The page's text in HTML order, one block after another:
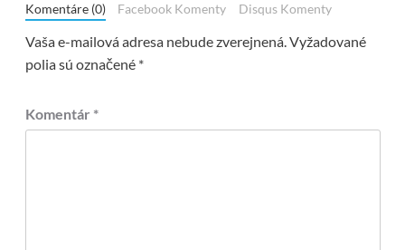
Komentáre (0) Facebook Komenty Disqus Komenty
Vaša e-mailová adresa nebude zverejnená.Vyžadované
polia sú označené *
Komentár *